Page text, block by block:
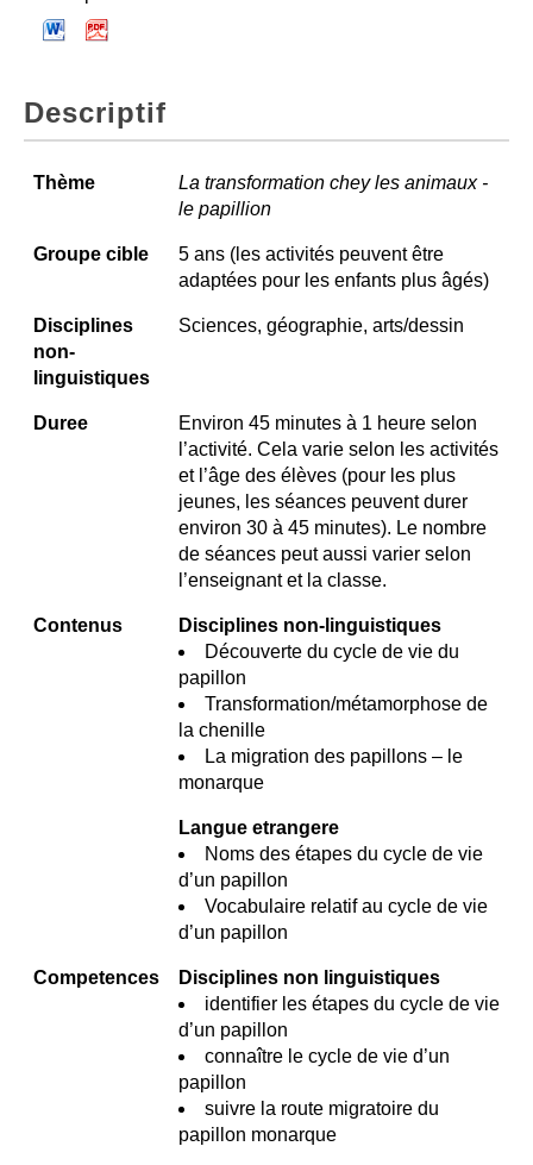
Descriptif
Thème
La transformation chey les animaux -
le papillion
Groupe cible
5 ans (les activités peuvent être
adaptées pour les enfants plus âgés)
Disciplines
non-
linguistiques
Sciences, géographie, arts/dessin
Duree
Environ 45 minutes à 1 heure selon
l’activité. Cela varie selon les activités
et l’âge des élèves (pour les plus
jeunes, les séances peuvent durer
environ 30 à 45 minutes). Le nombre
de séances peut aussi varier selon
l’enseignant et la classe.
Contenus
Disciplines non-linguistiques
Découverte du cycle de vie du
papillon
Transformation/métamorphose de
la chenille
La migration des papillons – le
monarque
Langue etrangere
Noms des étapes du cycle de vie
d’un papillon
Vocabulaire relatif au cycle de vie
d’un papillon
Competences
Disciplines non linguistiques
identifier les étapes du cycle de vie
d’un papillon
connaître le cycle de vie d’un
papillon
suivre la route migratoire du
papillon monarque